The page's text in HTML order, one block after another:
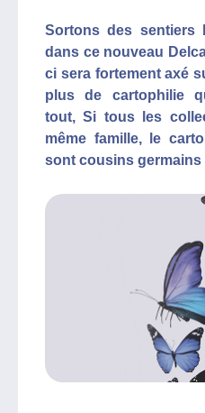
Sortons des sentiers
dans ce nouveau
ci sera fortement axé
plus de cartophilie
tout, Si tous les
même famille, le
sont cousins germains